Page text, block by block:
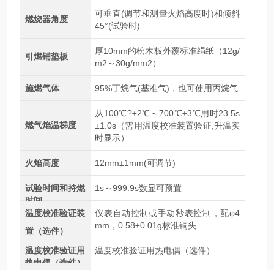
燃烧器角度
可垂直(调节和测量火焰高度时)和倾斜
45°(试验时)
引燃铺垫板
厚10mm的松木板外覆标准绢纸（12g/
m2～30g/mm2）
施燃气体 95%丁烷气(基准气)，也可使用丙烷气
燃气焰温梯度
从100℃?±2℃～700℃±3℃用时23.5s
±1.0s（需用温度校准装置验证,升温实
时显示）
火焰高度 12mm±1mm(可调节)
试验时间和持燃
时间
1s～999.9s数显可预置
温度校准验证装
置（选件）
仪表自动控制或手动秒表控制，配φ4
mm，0.58±0.01g标准铜头
温度校准验证用
热电偶（选件）
温度校准验证用热电偶（选件）